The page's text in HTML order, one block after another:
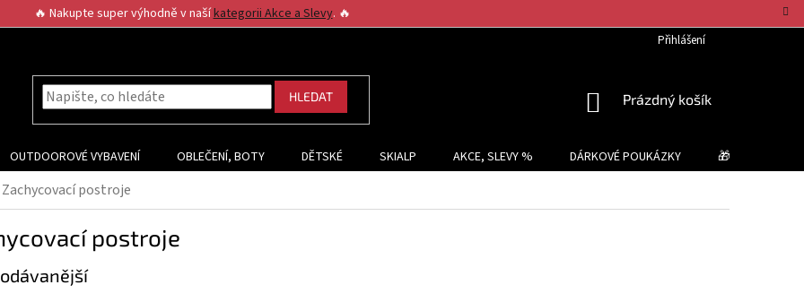
🔥 Nakupte super výhodně v našíkategorii Akce a Slevy. 🔥
Přihlášení
HLEDAT
NÁKUPNÍ
Prázdný košík
OUTDOOROVÉ VYBAVENÍ OBLEČENÍ, BOTY DĚTSKÉ SKIALP AKCE, SLEVY % DÁRKOVÉ POUKÁZKY 🎁 TIPY NA
Zachycovací postroje
postroje